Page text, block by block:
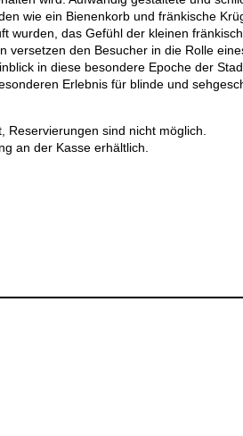
wie ein Bienenkorb und fränkische
wurden, das Gefühl der kleinen
den Besucher in die Rolle
in diese besondere Epoche der
Erlebnis für blinde und
sind nicht möglich.
an der Kasse erhältlich.